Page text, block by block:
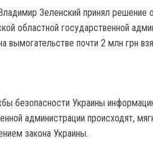
Зеленский принял решение
областной государственной
вымогательстве почти 2 млн грн
безопасности Украины
администрации происходят,
закона Украины.